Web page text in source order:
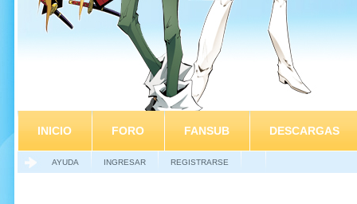
INICIO FORO FANSUB DESCARGAS
AYUDA INGRESAR REGISTRARSE